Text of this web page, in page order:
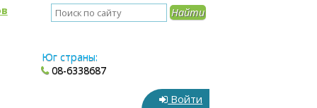
Юг страны:
08-6338687
Войти